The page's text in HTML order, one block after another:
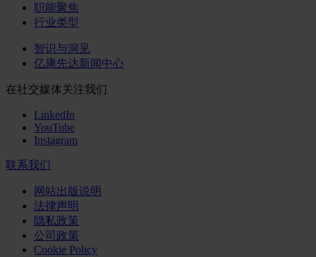
职能聚焦
行业类型
智识与洞见
亿康先达新闻中心
在社交媒体关注我们
LinkedIn
YouTube
Instagram
联系我们
网站出版说明
法律声明
隐私政策
公司政策
Cookie Policy